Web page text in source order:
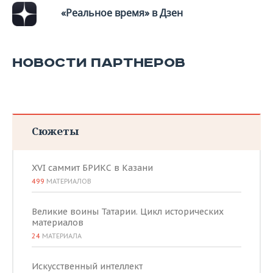
«Реальное время» в Дзен
НОВОСТИ ПАРТНЕРОВ
Сюжеты
XVI саммит БРИКС в Казани
499 МАТЕРИАЛОВ
Великие воины Татарии. Цикл исторических
материалов
24 МАТЕРИАЛА
Искусственный интеллект